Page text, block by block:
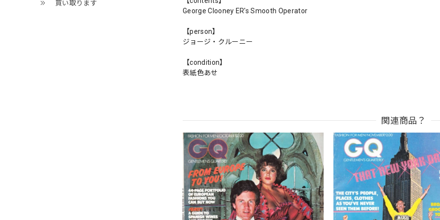
買い取ります
George Clooney ER's Smooth Operator
【person】
ジョージ・クルーニー
【condition】
表紙色あせ
関連商品？